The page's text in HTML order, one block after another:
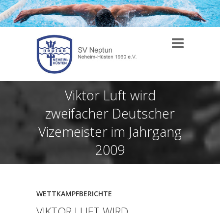
Viktor Luft wird
zweifacher Deutscher
Vizemeister im Jahrgang
2009
WETTKAMPFBERICHTE